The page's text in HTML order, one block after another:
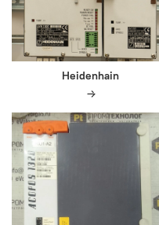
Heidenhain